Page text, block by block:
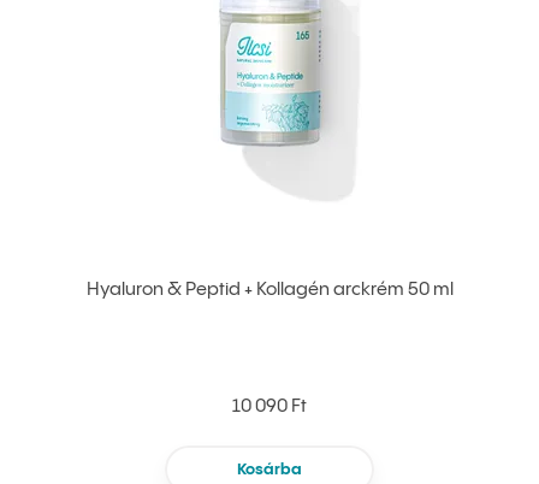
Hyaluron & Peptid + Kollagén arckrém 50 ml
10 090 Ft
Kosárba